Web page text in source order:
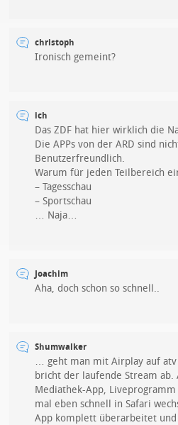
christoph
Ironisch gemeint?
ich
Das ZDF hat hier wirklich die
Die APPs von der ARD sind
Benutzerfreundlich.
Warum für jeden Teilbereich
– Tagesschau
– Sportschau
… Naja…
Joachim
Aha, doch schon so schnell..
Shumwalker
… geht man mit Airplay auf atv
bricht der laufende Stream ab.
Mediathek-App,
mal eben schnell in Safari
App komplett überarbeitet